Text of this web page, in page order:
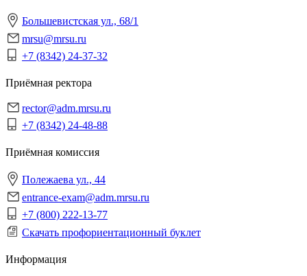
Большевистская ул., 68/1
mrsu@mrsu.ru
+7 (8342) 24-37-32
Приёмная ректора
rector@adm.mrsu.ru
+7 (8342) 24-48-88
Приёмная комиссия
Полежаева ул., 44
entrance-exam@adm.mrsu.ru
+7 (800) 222-13-77
Скачать профориентационный буклет
Информация